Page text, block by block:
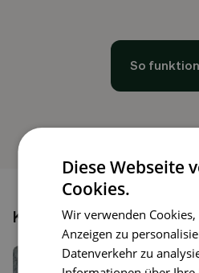
So
Könnte dir auch gefallen
Diese Webseite
Cookies.
Wir verwenden
Anzeigen zu
Datenverkehr zu